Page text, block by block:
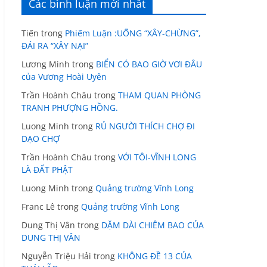
Các bình luận mới nhất
Tiến trong Phiếm Luận :UỐNG “XÂY-CHỪNG”,
ĐÁI RA “XÂY NẠI”
Lương Minh trong BIỂN CÓ BAO GIỜ VƠI ĐÂU
của Vương Hoài Uyên
Trần Hoành Châu trong THAM QUAN PHÒNG
TRANH PHƯỢNG HỒNG.
Luong Minh trong RỦ NGƯỜI THÍCH CHỢ ĐI
DẠO CHỢ
Trần Hoành Châu trong VỚI TÔI-VĨNH LONG
LÀ ĐẤT PHẬT
Luong Minh trong Quảng trường Vĩnh Long
Franc Lê trong Quảng trường Vĩnh Long
Dung Thị Vân trong DẶM DÀI CHIÊM BAO CỦA
DUNG THỊ VÂN
Nguyễn Triệu Hải trong KHÔNG ĐỀ 13 CỦA